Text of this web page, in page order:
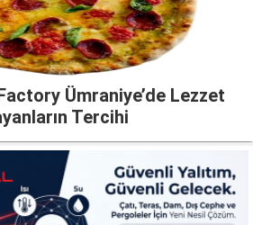
Ümraniye’de Lezzet
Tercihi